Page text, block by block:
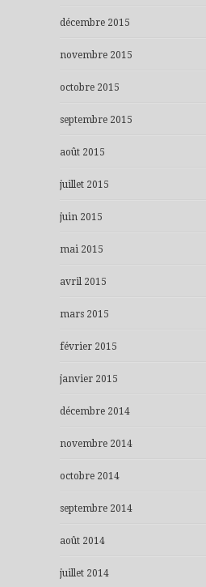
décembre 2015
novembre 2015
octobre 2015
septembre 2015
août 2015
juillet 2015
juin 2015
mai 2015
avril 2015
mars 2015
février 2015
janvier 2015
décembre 2014
novembre 2014
octobre 2014
septembre 2014
août 2014
juillet 2014